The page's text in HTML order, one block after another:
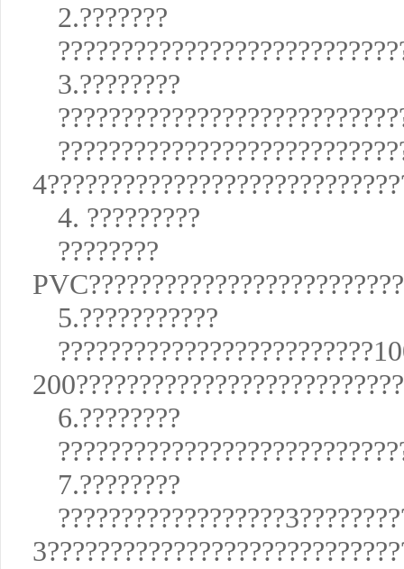
2.???????
3.????????
4. ?????????
????????
5.???????????
6.????????
7.????????